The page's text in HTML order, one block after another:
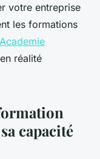
votre entreprise
les formations
réalité
capacité